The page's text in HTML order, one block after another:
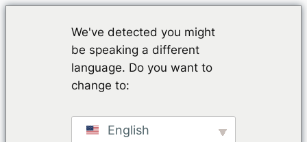
We've detected you might
be speaking a different
language. Do you want to
change to:
English